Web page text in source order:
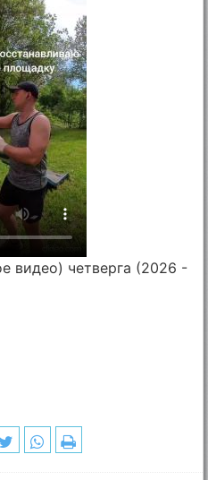
видео) четверга (2026 -